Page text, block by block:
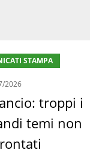
STAMPA
2026
troppi i
temi non